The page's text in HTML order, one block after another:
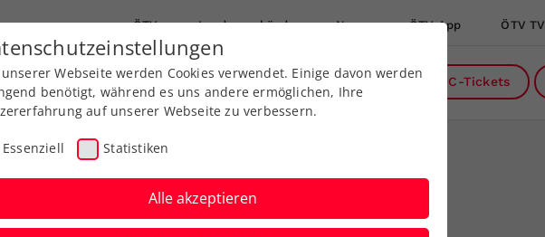
ÖTV Landesverbände News ÖTV App ÖTV TV
Ausbildung Services Über uns DC-Tickets
Webseite werden Cookies verwendet. Einige davon werden
benötigt, während es uns andere ermöglichen, Ihre
auf unserer Webseite zu verbessern.
Essenziell Statistiken
Alle akzeptieren